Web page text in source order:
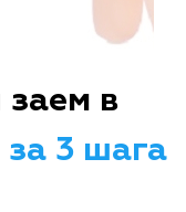
в
за 3 шага